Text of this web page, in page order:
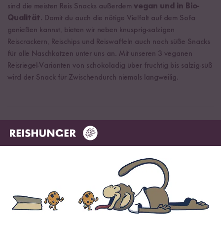
sind die meisten Reis Snacks außerdem vegan und in Bio-
Qualität. Damit du auch die nötige Vielfalt auf dem Sofa
genießen kannst, bieten wir neben knusprig-salzigen
Reiscrackern, Reischips und Reiswaffeln auch noch süße Snacks
für alle Naschkatzen unter uns an. Mit unseren 3 veganen
Reisriegel-Varianten von schokoladig über fruchtig bis salzig-süß
wird der Snack für Zwischendurch niemals langweilig.
Der perfekte Snack für jede Situation
alle, die Snacks lieben! Glaubst du nicht? Wir beweisen es dir!